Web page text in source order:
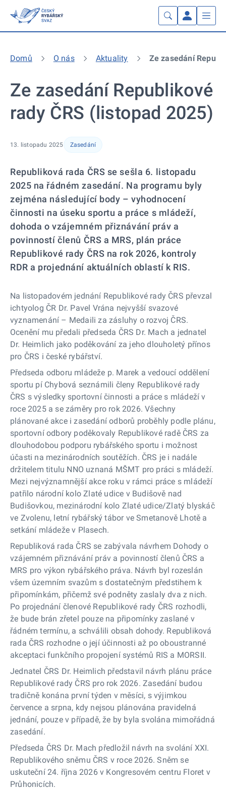
Domů O nás Aktuality Ze zasedání
Ze zasedání Republikové
rady ČRS (listopad 2025)
13. listopadu 2025 Zasedání
Republiková rada ČRS se sešla 6. listopadu
2025 na řádném zasedání. Na programu byly
zejména následující body – vyhodnocení
činnosti na úseku sportu a práce s mládeží,
dohoda o vzájemném přiznávání práv a
povinností členů ČRS a MRS, plán práce
Republikové rady ČRS na rok 2026, kontroly
RDR a projednání aktuálních oblastí k RIS.
Na listopadovém jednání Republikové rady ČRS převzal
ichtyolog ČR Dr. Pavel Vrána nejvyšší svazové
vyznamenání – Medaili za zásluhy o rozvoj ČRS.
Ocenění mu předali předseda ČRS Dr. Mach a jednatel
Dr. Heimlich jako poděkování za jeho dlouholetý přínos
pro ČRS i české rybářství.
Předseda odboru mládeže p. Marek a vedoucí oddělení
sportu pí Chybová seznámili členy Republikové rady
ČRS s výsledky sportovní činnosti a práce s mládeží v
roce 2025 a se záměry pro rok 2026. Všechny
plánované akce i zasedání odborů proběhly podle plánu,
sportovní odbory poděkovaly Republikové radě ČRS za
dlouhodobou podporu rybářského sportu i možnost
účasti na mezinárodních soutěžích. ČRS je i nadále
držitelem titulu NNO uznaná MŠMT pro práci s mládeží.
Mezi nejvýznamnější akce roku v rámci práce s mládeží
patřilo národní kolo Zlaté udice v Budišově nad
Budišovkou, mezinárodní kolo Zlaté udice/Zlatý blyskáč
ve Zvolenu, letní rybářský tábor ve Smetanově Lhotě a
setkání mládeže v Plasech.
Republiková rada ČRS se zabývala návrhem Dohody o
vzájemném přiznávání práv a povinností členů ČRS a
MRS pro výkon rybářského práva. Návrh byl rozeslán
všem územním svazům s dostatečným předstihem k
připomínkám, přičemž své podněty zaslaly dva z nich.
Po projednání členové Republikové rady ČRS rozhodli,
že bude brán zřetel pouze na připomínky zaslané v
řádném termínu, a schválili obsah dohody. Republiková
rada ČRS rozhodne o její účinnosti až po oboustranné
akceptaci funkčního propojení systémů RIS a MORSII.
Jednatel ČRS Dr. Heimlich představil návrh plánu práce
Republikové rady ČRS pro rok 2026. Zasedání budou
tradičně konána první týden v měsíci, s výjimkou
července a srpna, kdy nejsou plánována pravidelná
jednání, pouze v případě, že by byla svolána mimořádná
zasedání.
Předseda ČRS Dr. Mach předložil návrh na svolání XXI.
Republikového sněmu ČRS v roce 2026. Sněm se
uskuteční 24. října 2026 v Kongresovém centru Floret v
Průhonicích.